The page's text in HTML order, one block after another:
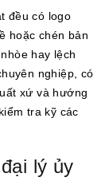
đều có logo
hoặc chén bản
hay lệch
nghiệp, có
xứ và hướng
tra kỹ các
lý ủy